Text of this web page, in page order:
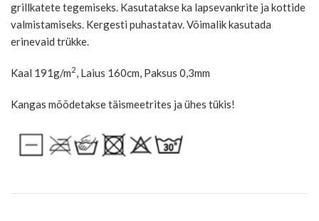
grillkatete tegemiseks. Kasutatakse ka lapsevankrite ja kottide
valmistamiseks. Kergesti puhastatav. Võimalik kasutada
erinevaid trükke.
Kaal 191g/m2, Laius 160cm, Paksus 0,3mm
Kangas mõõdetakse täismeetrites ja ühes tükis!